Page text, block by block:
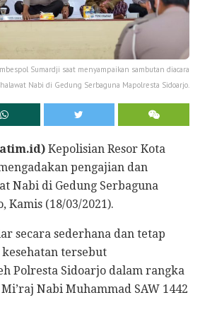
Sumardji saat menyampaikan sambutan diacara
Nabi di Gedung Serbaguna Mapolresta Sidoarjo.
Kepolisian Resor Kota
pengajian dan
Nabi di Gedung Serbaguna
Kamis (18/03/2021).
secara sederhana dan tetap
tersebut
Polresta Sidoarjo dalam rangka
Nabi Muhammad SAW 1442